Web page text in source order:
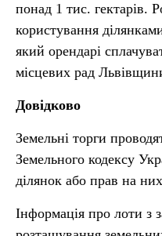
понад 1 тис. гектарів.
користування
який орендарі
місцевих рад
Довідково
Земельні торги
Земельного кодексу
ділянок або прав на
Інформація про лоти з